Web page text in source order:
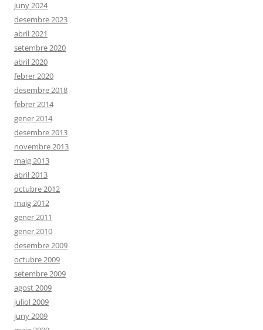
juny 2024
desembre 2023
abril 2021
setembre 2020
abril 2020
febrer 2020
desembre 2018
febrer 2014
gener 2014
desembre 2013
novembre 2013
maig 2013
abril 2013
octubre 2012
maig 2012
gener 2011
gener 2010
desembre 2009
octubre 2009
setembre 2009
agost 2009
juliol 2009
juny 2009